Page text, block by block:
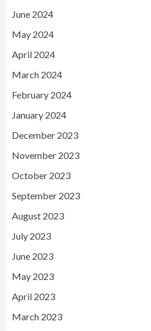
June 2024
May 2024
April 2024
March 2024
February 2024
January 2024
December 2023
November 2023
October 2023
September 2023
August 2023
July 2023
June 2023
May 2023
April 2023
March 2023